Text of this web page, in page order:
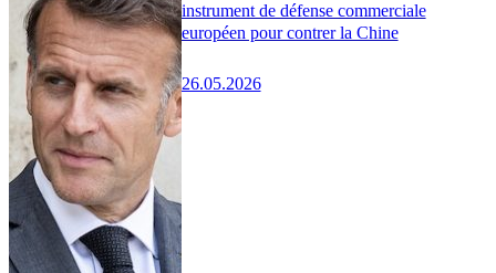
instrument de défense commerciale
européen pour contrer la Chine
26.05.2026